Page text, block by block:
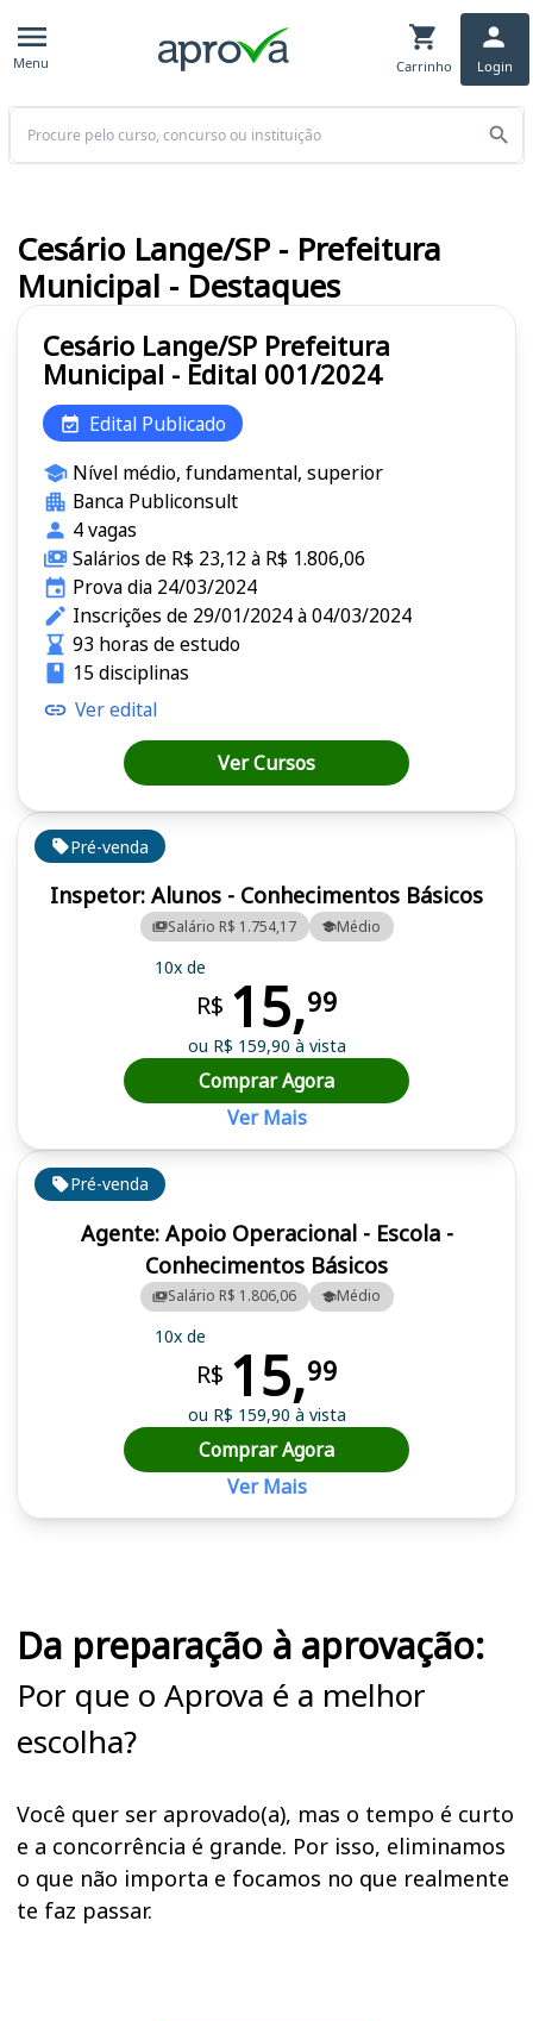
Menu Carrinho Login
Buscar
Pré-venda
Agente: Apoio Operacional - Escola -
Conhecimentos Básicos
Salário R$ 1.806,06 Médio
10x de
R$ 15,99
ou R$ 159,90 à vista
Comprar Agora
Ver Mais
Pré-venda
Inspetor: Alunos - Conhecimentos Básicos
Salário R$ 1.754,17 Médio
10x de
R$ 15,99
ou R$ 159,90 à vista
Comprar Agora
Ver Mais
Cesário Lange/SP Prefeitura
Municipal - Edital 001/2024
Edital Publicado
Nível médio, fundamental, superior
Banca Publiconsult
4 vagas
Salários de R$ 23,12 à R$ 1.806,06
Prova dia 24/03/2024
Inscrições de 29/01/2024 à 04/03/2024
93 horas de estudo
15 disciplinas
Ver edital
Ver Cursos
Cesário Lange/SP - Prefeitura
Municipal - Destaques
Da preparação à aprovação:
Por que o Aprova é a melhor
escolha?
Você quer ser aprovado(a), mas o tempo é curto
e a concorrência é grande. Por isso, eliminamos
o que não importa e focamos no que realmente
te faz passar.